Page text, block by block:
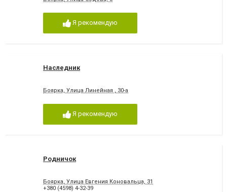
Я рекомендую
Наследник
Боярка, Улица Линейная , 30-а
Я рекомендую
Родничок
Боярка, Улица Евгения Коновальца, 31
+380 (4598) 4-32-39